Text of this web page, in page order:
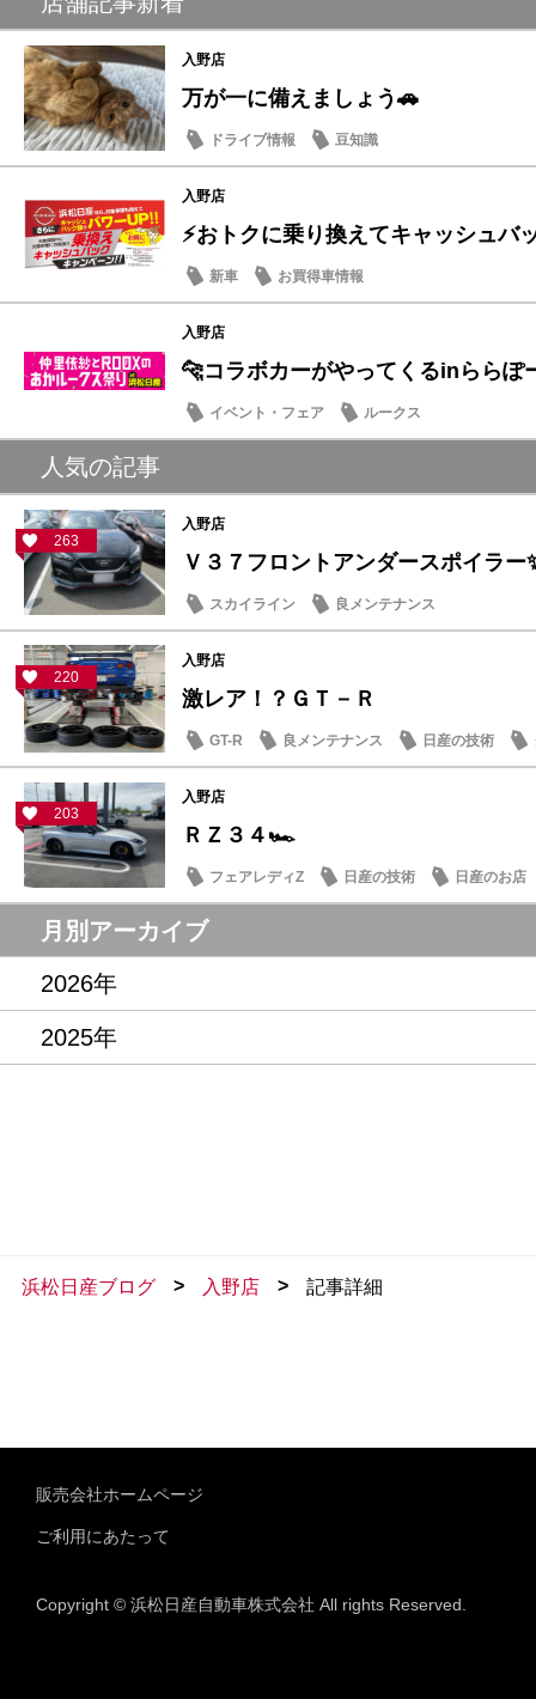
入野店
万が一に備えましょう🚗
ドライブ情報 豆知識
入野店
⚡おトクに乗り換えてキャッシュバ
新車 お買得車情報
入野店
🐆コラボカーがやってくるinららぽ
イベント・フェア ルークス
人気の記事
263
入野店
Ｖ３７フロントアンダースポイラー
スカイライン 良メンテナンス
220
入野店
激レア！？ＧＴ－Ｒ
GT-R 良メンテナンス 日産の技術
203
入野店
ＲＺ３４🏎️
フェアレディZ 日産の技術 日産のお店
月別アーカイブ
2026年
2025年
浜松日産ブログ > 入野店 > 記事詳細
販売会社ホームページ
ご利用にあたって
Copyright © 浜松日産自動車株式会社 All rights Reserved.